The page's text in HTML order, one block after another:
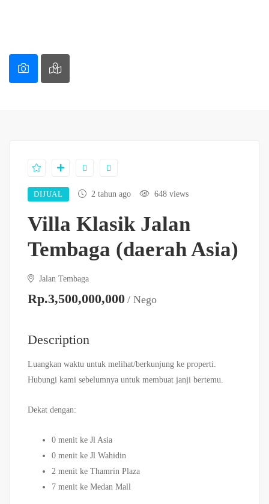
DIJUAL 2 tahun ago 648 views
Villa Klasik Jalan
Tembaga (daerah Asia)
Jalan Tembaga
Rp.3,500,000,000 / Nego
Description
Luangkan waktu untuk melihat/berkunjung ke properti.
Hubungi kami sebelumnya untuk membuat janji bertemu.
Dekat dengan:
0 menit ke Jl Asia
0 menit ke Jl Wahidin
2 menit ke Thamrin Plaza
7 menit ke Medan Mall